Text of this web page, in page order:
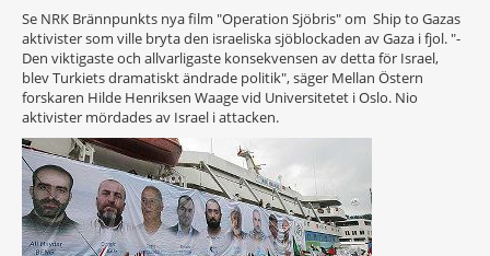
Se NRK Brännpunkts nya film "Operation Sjöbris" om Ship to Gazas
aktivister som ville bryta den israeliska sjöblockaden av Gaza i fjol. "-
Den viktigaste och allvarligaste konsekvensen av detta för Israel,
blev Turkiets dramatiskt ändrade politik", säger Mellan Östern
forskaren Hilde Henriksen Waage vid Universitetet i Oslo. Nio
aktivister mördades av Israel i attacken.